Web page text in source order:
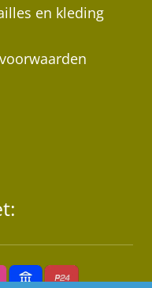
en kleding